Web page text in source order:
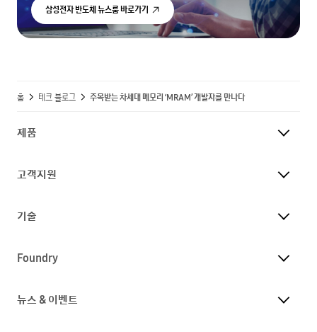
삼성전자 반도체 뉴스룸 바로가기
홈 테크 블로그 주목받는 차세대 메모리 ‘MRAM’ 개발자를 만나다
제품
고객지원
기술
Foundry
뉴스 & 이벤트